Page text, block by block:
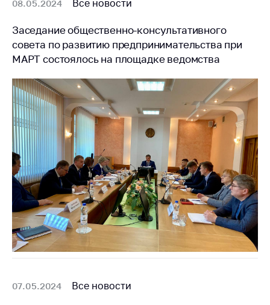
08.05.2024 Все новости
Заседание общественно-консультативного
совета по развитию предпринимательства при
МАРТ состоялось на площадке ведомства
07.05.2024 Все новости